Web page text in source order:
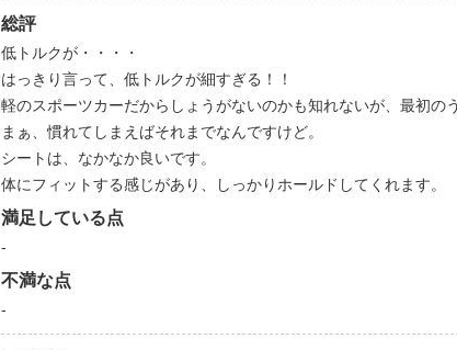
総評
低トルクが・・・・
はっきり言って、低トルクが細すぎる！！
軽のスポーツカーだからしょうがないのかも知れないが、最初の
まぁ、慣れてしまえばそれまでなんですけど。
シートは、なかなか良いです。
体にフィットする感じがあり、しっかりホールドしてくれます。
満足している点
-
不満な点
-